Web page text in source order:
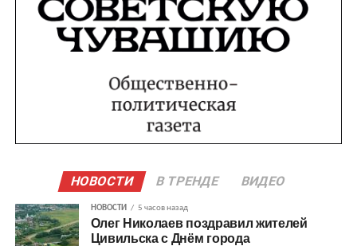
НОВОСТИ В ТРЕНДЕ ВИДЕО
НОВОСТИ 5 часов назад
Олег Николаев поздравил жителей
Цивильска с Днём города